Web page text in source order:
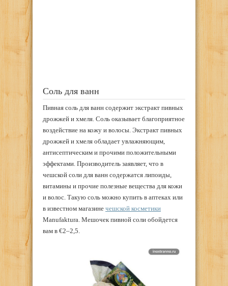
Соль для ванн
Пивная соль для ванн содержит экстракт пивных
дрожжей и хмеля. Соль оказывает благоприятное
воздействие на кожу и волосы. Экстракт пивных
дрожжей и хмеля обладает увлажняющим,
антисептическим и прочими положительными
эффектами. Производитель заявляет, что в
чешской соли для ванн содержатся липоиды,
витамины и прочие полезные вещества для кожи
и волос. Такую соль можно купить в аптеках или
в известном магазине чешской косметики
Manufaktura. Мешочек пивной соли обойдется
вам в €2–2,5.